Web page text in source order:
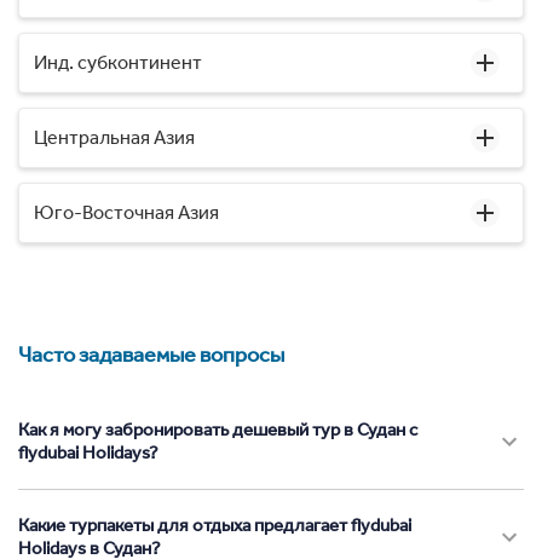
Инд. субконтинент
Центральная Азия
Юго-Восточная Азия
Часто задаваемые вопросы
Как я могу забронировать дешевый тур в Судан с
flydubai Holidays?
Какие турпакеты для отдыха предлагает flydubai
Holidays в Судан?